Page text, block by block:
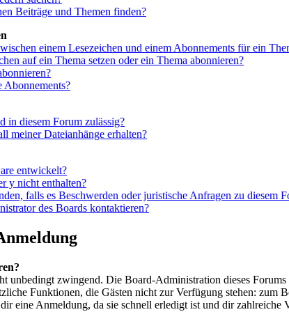
Beiträge und Themen finden?
einem Lesezeichen und einem Abonnements für ein
auf ein Thema setzen oder ein Thema abonnieren?
Abonnements?
in diesem Forum zulässig?
meiner Dateianhänge erhalten?
entwickelt?
y nicht enthalten?
falls es Beschwerden oder juristische Anfragen zu diesem
des Boards kontaktieren?
unbedingt zwingend. Die Board-Administration dieses
Funktionen, die Gästen nicht zur Verfügung stehen: zum
eine Anmeldung, da sie schnell erledigt ist und dir zahlreiche